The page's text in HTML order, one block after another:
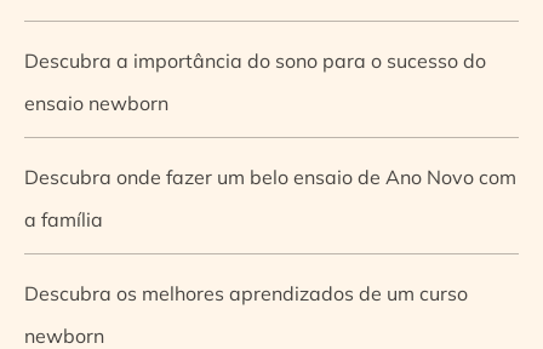
Descubra a importância do sono para o sucesso do
ensaio newborn
Descubra onde fazer um belo ensaio de Ano Novo com
a família
Descubra os melhores aprendizados de um curso
newborn